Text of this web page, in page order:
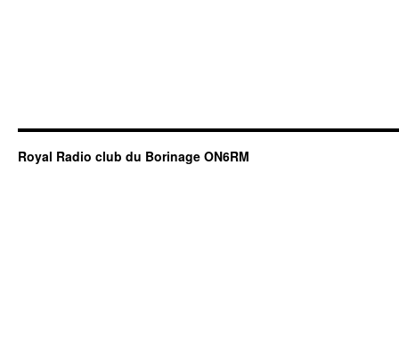
Royal Radio club du Borinage ON6RM